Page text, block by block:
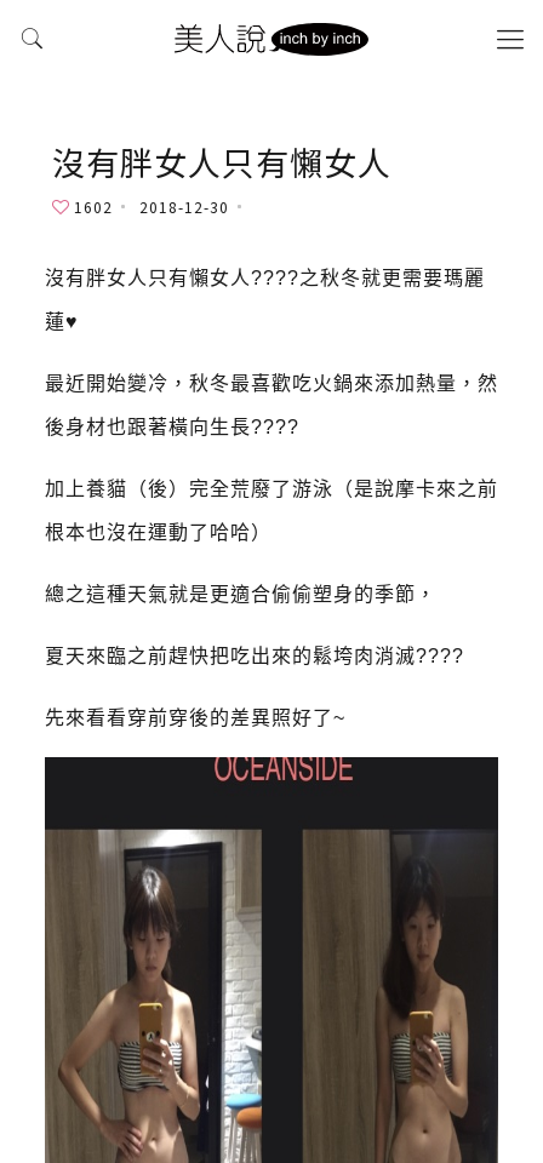
沒有胖女人只有懶女人
1602 2018-12-30
沒有胖女人只有懶女人????之秋冬就更需要瑪麗
蓮♥️
最近開始變冷，秋冬最喜歡吃火鍋來添加熱量，然
後身材也跟著橫向生長????
加上養貓（後）完全荒廢了游泳（是說摩卡來之前
根本也沒在運動了哈哈）
總之這種天氣就是更適合偷偷塑身的季節，
夏天來臨之前趕快把吃出來的鬆垮肉消滅????
先來看看穿前穿後的差異照好了~